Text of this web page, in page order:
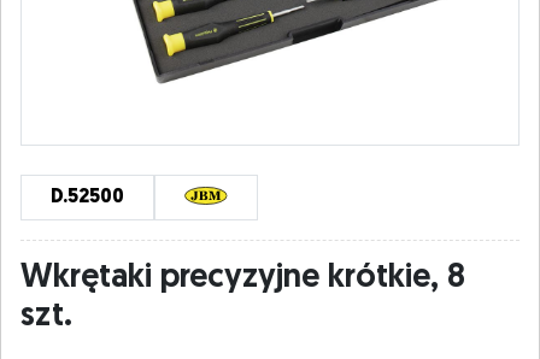
D.52500
Wkrętaki precyzyjne krótkie, 8
szt.